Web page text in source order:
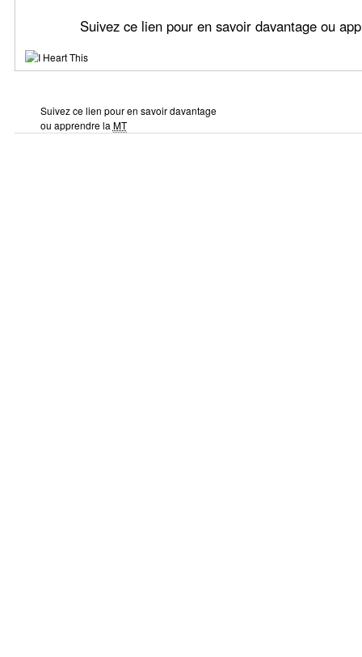
Suivez ce lien pour en savoir davantage ou
Suivez ce lien pour en savoir davantage
ou apprendre la MT